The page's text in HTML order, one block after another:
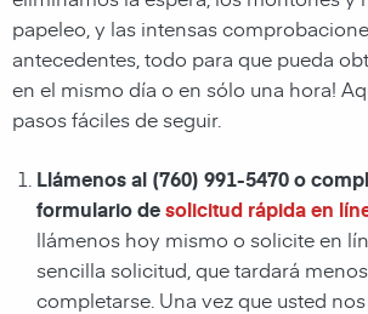
papeleo, y las intensas
antecedentes, todo para que pueda
en el mismo día o en sólo una hora!
pasos fáciles de seguir.
Llámenos al (760) 991-5470o
formulario desolicitud rápida en
llámenos hoy mismo o solicite en
sencilla solicitud, que tardará
completarse. Una vez que usted